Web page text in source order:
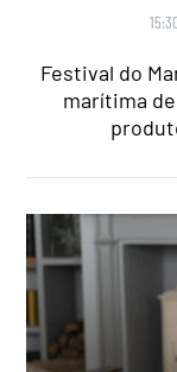
Festival do
marítima